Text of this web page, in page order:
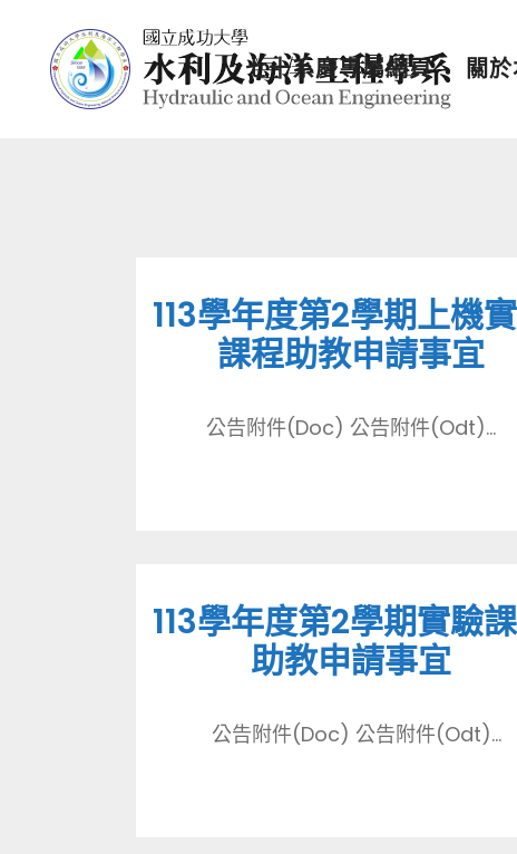
七十系慶專屬網頁 關
113學年度第2學期上機
課程助教申請事宜
公告附件(Doc) 公告附件(Odt)...
113學年度第2學期實驗
助教申請事宜
公告附件(Doc) 公告附件(Odt)...